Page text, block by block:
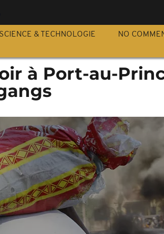
SCIENCE & TECHNOLOGIE NO
à Port-au-